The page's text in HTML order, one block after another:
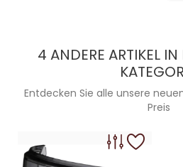
4 ANDERE ARTIKEL
Entdecken Sie alle unsere
Preis